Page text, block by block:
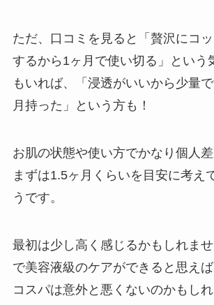
ただ、口コミを見ると「贅沢にコ
するから1ヶ月で使い切る」という
もいれば、「浸透がいいから少量
月持った」という方も！
お肌の状態や使い方でかなり個人差
まずは1.5ヶ月くらいを目安に考え
うです。
最初は少し高く感じるかもしれま
で美容液級のケアができると思え
コスパは意外と悪くないのかもしれ